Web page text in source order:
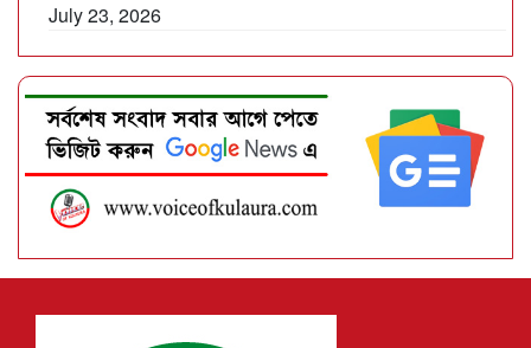
July 23, 2026